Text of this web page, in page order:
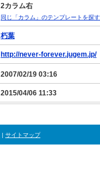
2カラム右
同じ「カラム」のテンプレートを探
朽葉
http://never-forever.jugem.jp/
2007/02/19 03:16
2015/04/06 11:33
| サイトマップ